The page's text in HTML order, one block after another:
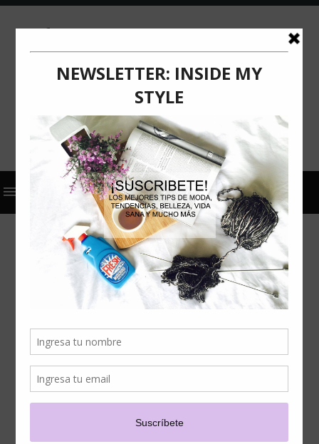
2024 COMUNICADO DE PRENSA P&G HEALTH
SALUD
DÉFICIT DE VITAMINA B:
¿TE ENCUENTRAS ENTRE
LOS GRUPOS DE RIESGO?